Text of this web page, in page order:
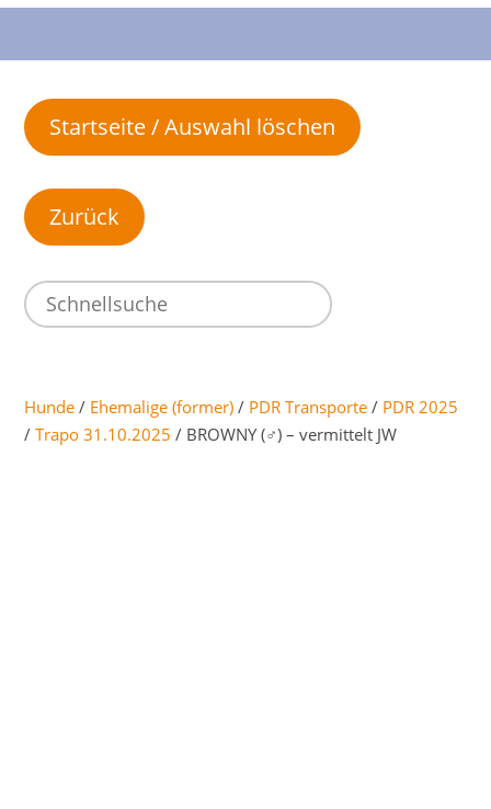
Startseite / Auswahl löschen
Hunde / Ehemalige (former) / PDR Transporte / PDR 2025
/Trapo 31.10.2025 / BROWNY (♂) – vermittelt JW